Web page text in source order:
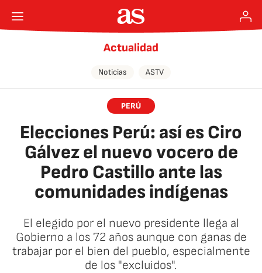
Actualidad
Noticias ASTV
PERÚ
Elecciones Perú: así es Ciro
Gálvez el nuevo vocero de
Pedro Castillo ante las
comunidades indígenas
El elegido por el nuevo presidente llega al
Gobierno a los 72 años aunque con ganas de
trabajar por el bien del pueblo, especialmente
de los "excluidos".